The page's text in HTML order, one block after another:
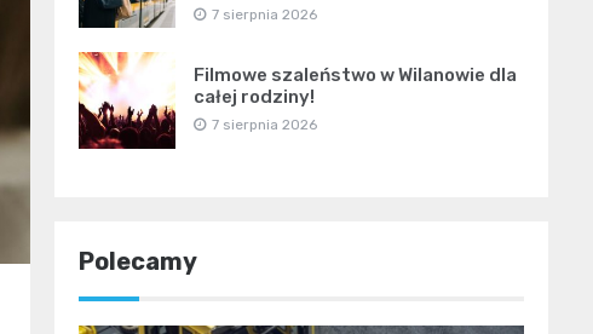
7 sierpnia 2026
Filmowe szaleństwo w Wilanowie dla
całej rodziny!
7 sierpnia 2026
Polecamy